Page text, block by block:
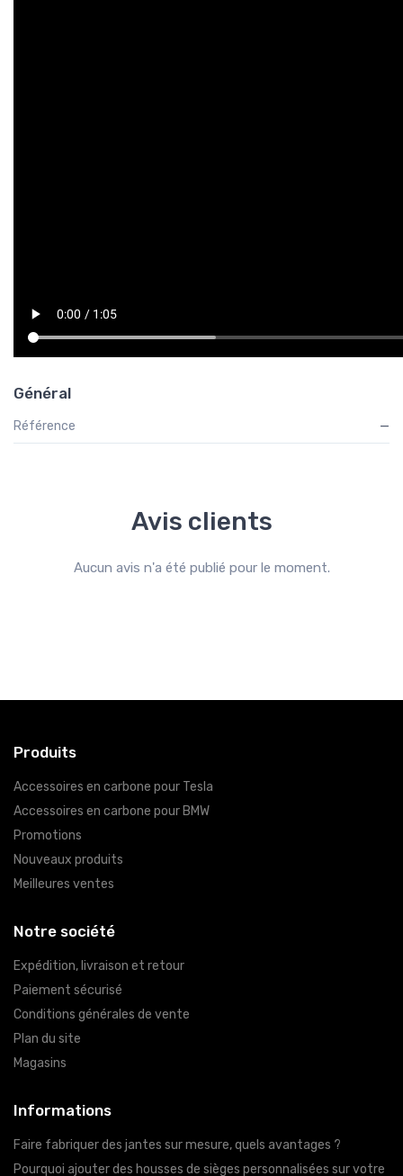
Général
Référence —
Avis clients
Aucun avis n'a été publié pour le moment.
Produits
Accessoires en carbone pour Tesla
Accessoires en carbone pour BMW
Promotions
Nouveaux produits
Meilleures ventes
Notre société
Expédition, livraison et retour
Paiement sécurisé
Conditions générales de vente
Plan du site
Magasins
Informations
Faire fabriquer des jantes sur mesure, quels avantages ?
Pourquoi ajouter des housses de sièges personnalisées sur votre